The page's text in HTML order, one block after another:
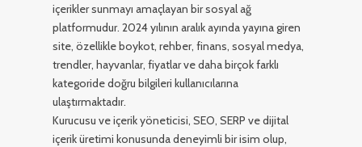
içerikler sunmayı amaçlayan bir sosyal ağ
platformudur. 2024 yılının aralık ayında yayına giren
site, özellikle boykot, rehber, finans, sosyal medya,
trendler, hayvanlar, fiyatlar ve daha birçok farklı
kategoride doğru bilgileri kullanıcılarına
ulaştırmaktadır.
Kurucusu ve içerik yöneticisi, SEO, SERP ve dijital
içerik üretimi konusunda deneyimli bir isim olup,